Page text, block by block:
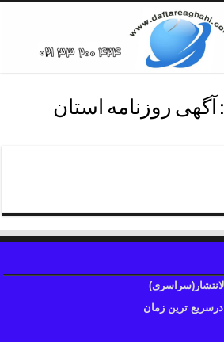
آگهی روزنامه استان
ترین زمان